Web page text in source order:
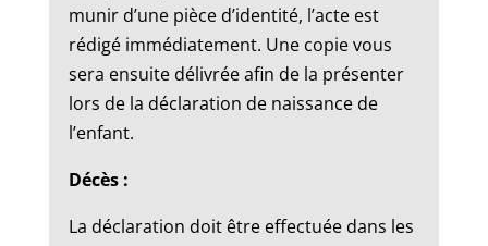
munir d’une pièce d’identité, l’acte est
rédigé immédiatement. Une copie vous
sera ensuite délivrée afin de la présenter
lors de la déclaration de naissance de
l’enfant.
Décès :
La déclaration doit être effectuée dans les